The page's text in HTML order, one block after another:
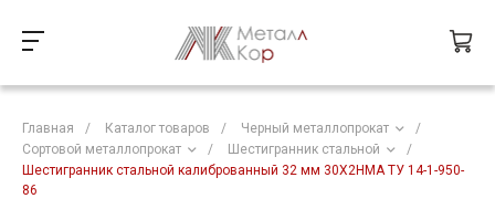
Главная / Каталог товаров / Черный металлопрокат
/
Сортовой металлопрокат
/ Шестигранник стальной
/
Шестигранник стальной калиброванный 32 мм 30Х2НМА ТУ 14-1-950-
86